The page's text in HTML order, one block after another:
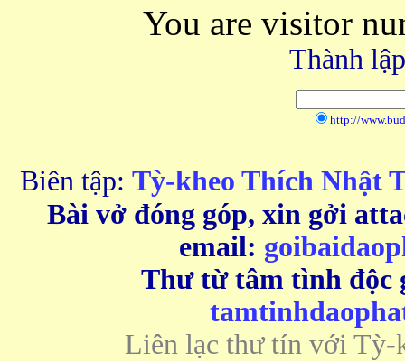
You are visitor
Thành
http://
Biên tập: Tỳ-kheo Thích Nhật
Bài vở đóng góp, xin gởi
email:
Thư từ tâm tình độc
Liên lạc thư tín với Tỳ-